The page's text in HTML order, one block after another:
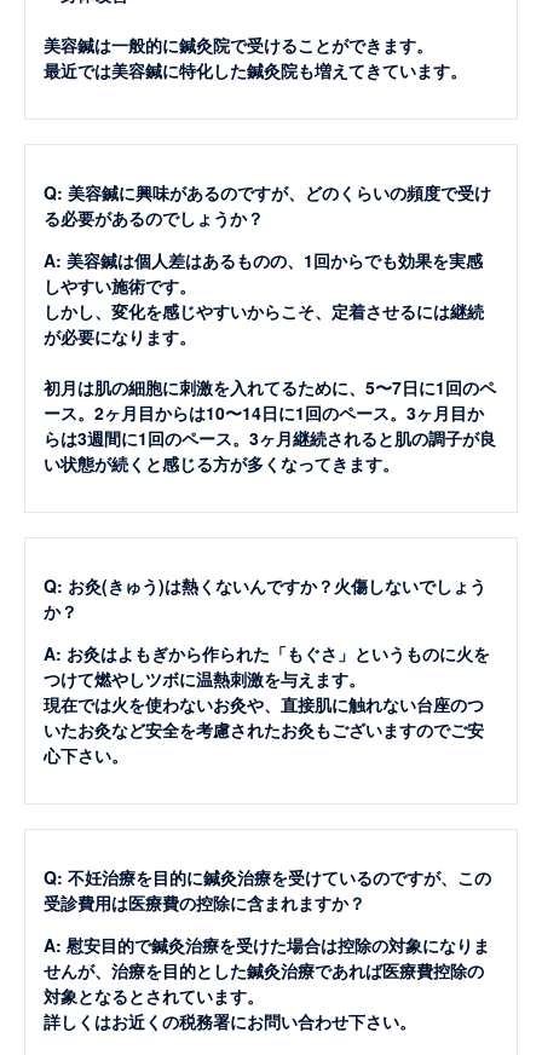
美容鍼は一般的に鍼灸院で受けることができます。
最近では美容鍼に特化した鍼灸院も増えてきています。
Q: 美容鍼に興味があるのですが、どのくらいの頻度で受け
る必要があるのでしょうか？
A: 美容鍼は個人差はあるものの、1回からでも効果を実感
しやすい施術です。
しかし、変化を感じやすいからこそ、定着させるには継続
が必要になります。
初月は肌の細胞に刺激を入れてるために、5〜7日に1回のペ
ース。2ヶ月目からは10〜14日に1回のペース。3ヶ月目か
らは3週間に1回のペース。3ヶ月継続されると肌の調子が良
い状態が続くと感じる方が多くなってきます。
Q: お灸(きゅう)は熱くないんですか？火傷しないでしょう
か？
A: お灸はよもぎから作られた「もぐさ」というものに火を
つけて燃やしツボに温熱刺激を与えます。
現在では火を使わないお灸や、直接肌に触れない台座のつ
いたお灸など安全を考慮されたお灸もございますのでご安
心下さい。
Q: 不妊治療を目的に鍼灸治療を受けているのですが、この
受診費用は医療費の控除に含まれますか？
A: 慰安目的で鍼灸治療を受けた場合は控除の対象になりま
せんが、治療を目的とした鍼灸治療であれば医療費控除の
対象となるとされています。
詳しくはお近くの税務署にお問い合わせ下さい。